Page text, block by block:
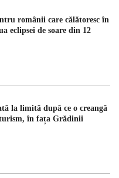
românii care călătoresc în
eclipsei de soare din 12
la limită după ce o creangă
în fața Grădinii